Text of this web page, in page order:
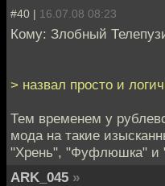
#40 | 16.07.08 08:23
Кому: Злобный
> назвал просто и
Тем временем у
мода на такие
"Хрень", "Фуфлюшка" и
ARK_045 »